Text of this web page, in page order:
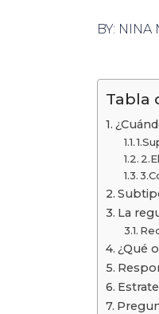
BY: NINA
Tabla
La
¿Qué